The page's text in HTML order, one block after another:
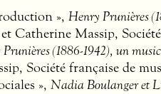
», Henry Prunières
Massip,
(1886-1942), un
Société française de
», Nadia Boulanger et